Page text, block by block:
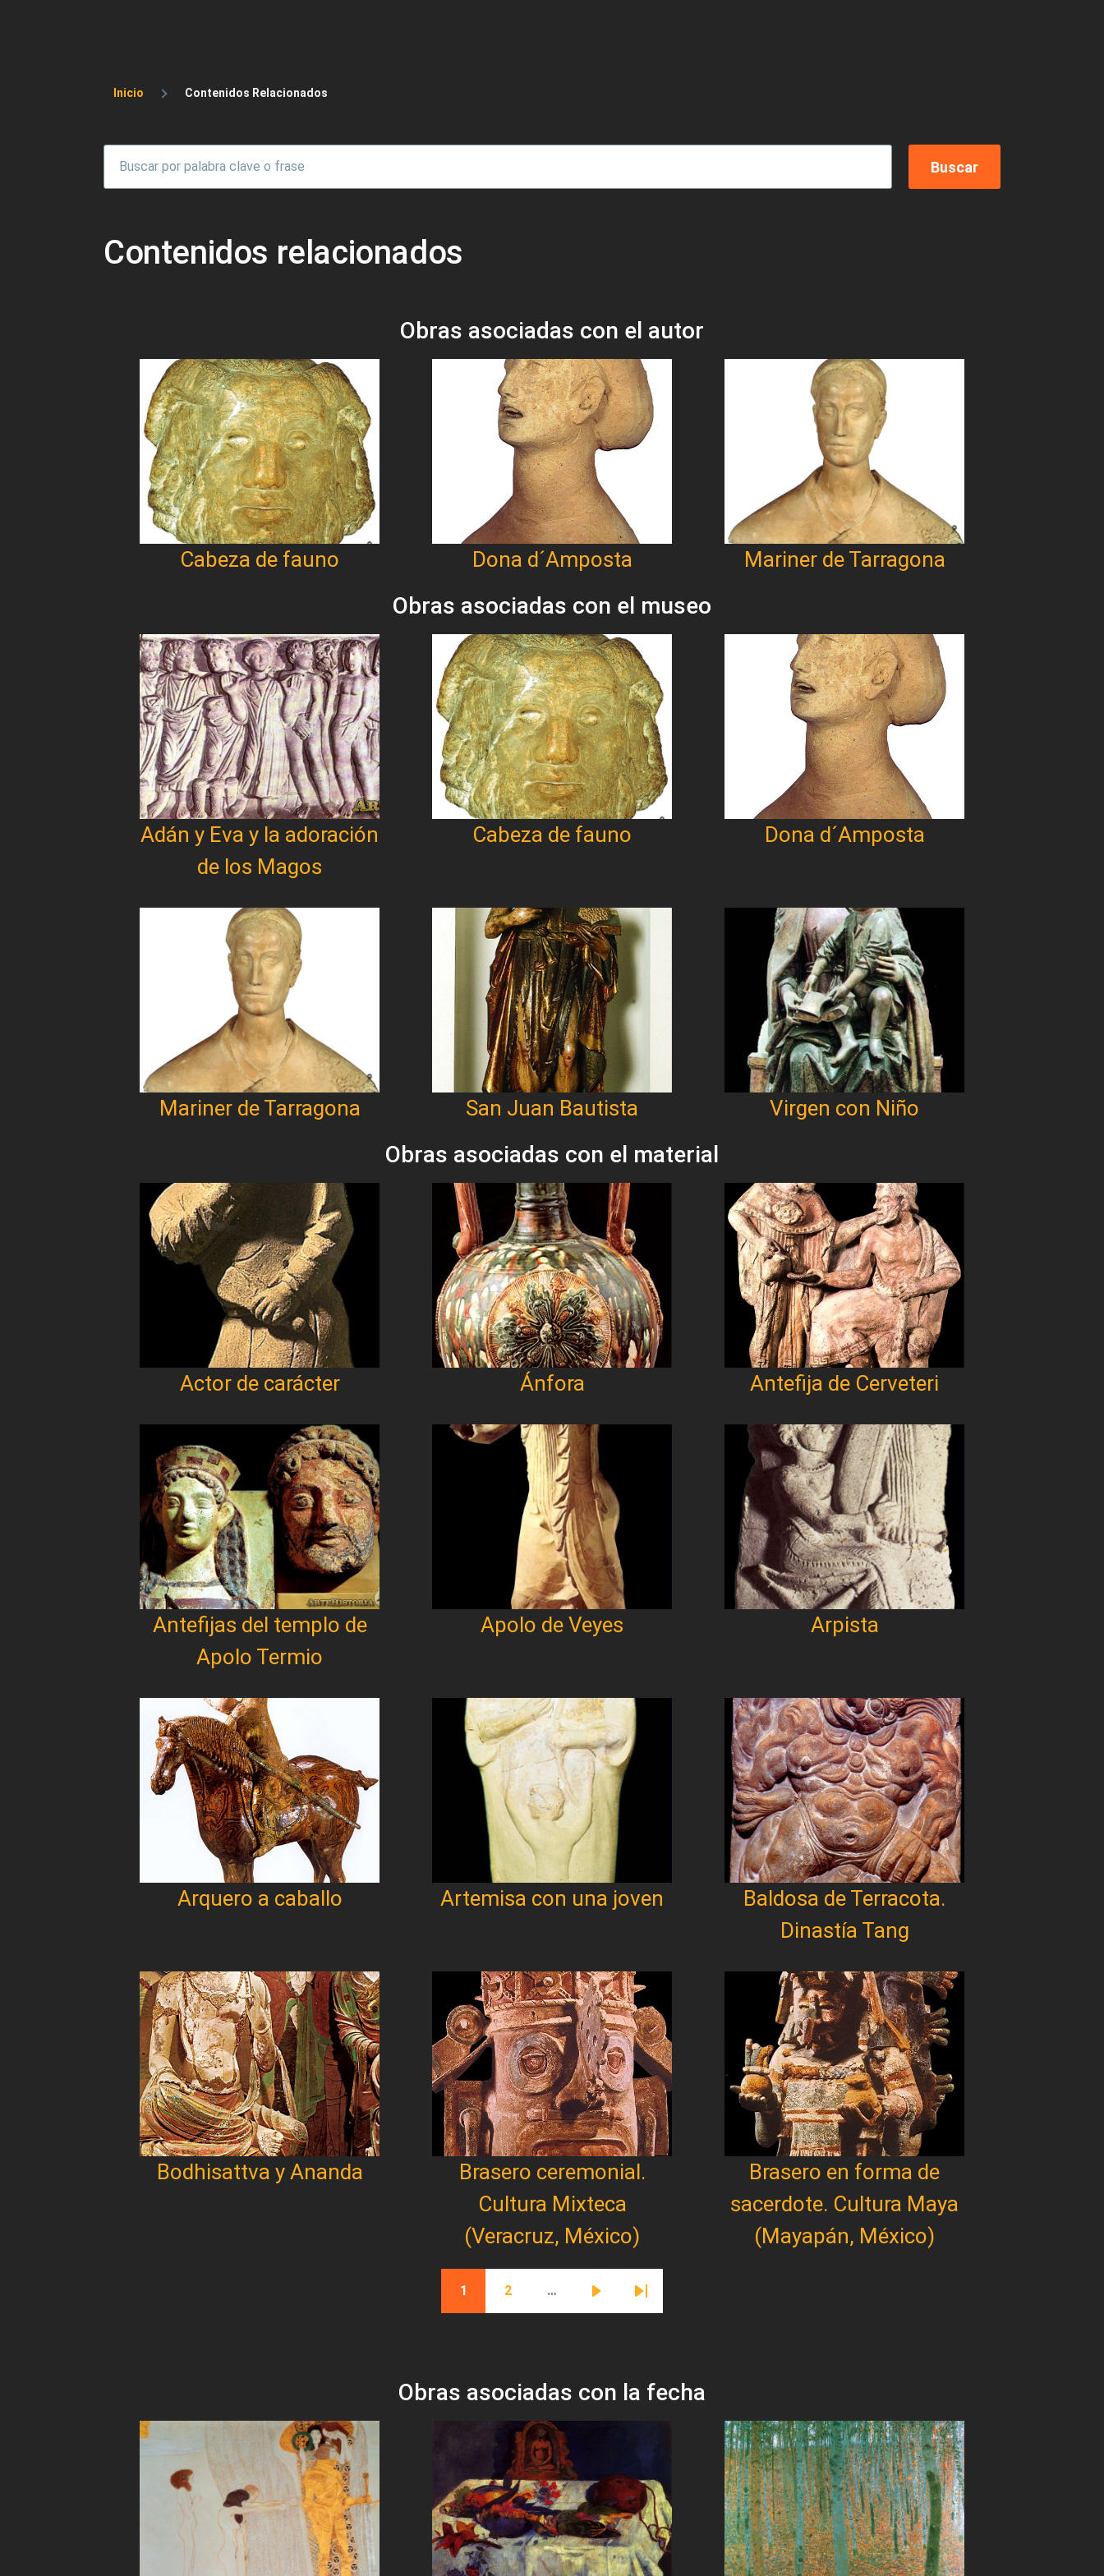
Sobrescribir enlaces de ayuda a la navegación
Inicio Contenidos Relacionados
Contenidos relacionados
Obras asociadas con el autor
Cabeza de fauno Dona d´Amposta Mariner de Tarragona
Obras asociadas con el museo
Adán y Eva y la adoración
de los Magos
Cabeza de fauno Dona d´Amposta
Mariner de Tarragona San Juan Bautista Virgen con Niño
Obras asociadas con el material
Actor de carácter Ánfora Antefija de Cerveteri
Antefijas del templo de
Apolo Termio
Apolo de Veyes Arpista
Arquero a caballo Artemisa con una joven
Baldosa de Terracota.
Dinastía Tang
Bodhisattva y Ananda
Brasero ceremonial.
Cultura Mixteca
(Veracruz, México)
Brasero en forma de
sacerdote. Cultura Maya
(Mayapán, México)
Página actual
1
Página
2 …
Siguiente página
Última página
Obras asociadas con la fecha